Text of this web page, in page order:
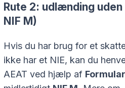
Rute 2: udlænding
NIF M)
Hvis du har brug for et
ikke har et NIE, kan du
AEAT ved hjælp af